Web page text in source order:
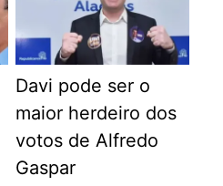
Davi pode ser o
maior herdeiro dos
votos de Alfredo
Gaspar